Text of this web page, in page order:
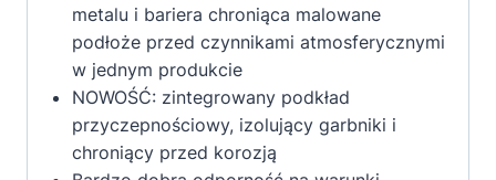
metalu i bariera chroniąca malowane
podłoże przed czynnikami atmosferycznymi
w jednym produkcie
NOWOŚĆ: zintegrowany podkład
przyczepnościowy, izolujący garbniki i
chroniący przed korozją